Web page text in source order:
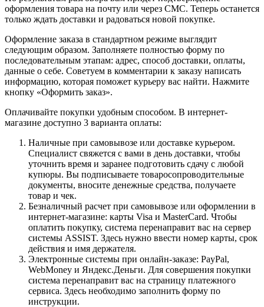
оформления товара на почту или через СМС. Теперь останется
только ждать доставки и радоваться новой покупке.
Оформление заказа в стандартном режиме выглядит
следующим образом. Заполняете полностью форму по
последовательным этапам: адрес, способ доставки, оплаты,
данные о себе. Советуем в комментарии к заказу написать
информацию, которая поможет курьеру вас найти. Нажмите
кнопку «Оформить заказ».
Оплачивайте покупки удобным способом. В интернет-
магазине доступно 3 варианта оплаты:
Наличные при самовывозе или доставке курьером.
Специалист свяжется с вами в день доставки, чтобы
уточнить время и заранее подготовить сдачу с любой
купюры. Вы подписываете товаросопроводительные
документы, вносите денежные средства, получаете
товар и чек.
Безналичный расчет при самовывозе или оформлении в
интернет-магазине: карты Visa и MasterCard. Чтобы
оплатить покупку, система перенаправит вас на сервер
системы ASSIST. Здесь нужно ввести номер карты, срок
действия и имя держателя.
Электронные системы при онлайн-заказе: PayPal,
WebMoney и Яндекс.Деньги. Для совершения покупки
система перенаправит вас на страницу платежного
сервиса. Здесь необходимо заполнить форму по
инструкции.